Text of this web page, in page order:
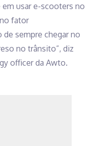
usar e-scooters no
fator
sempre chegar no
no trânsito”, diz
officer da Awto.